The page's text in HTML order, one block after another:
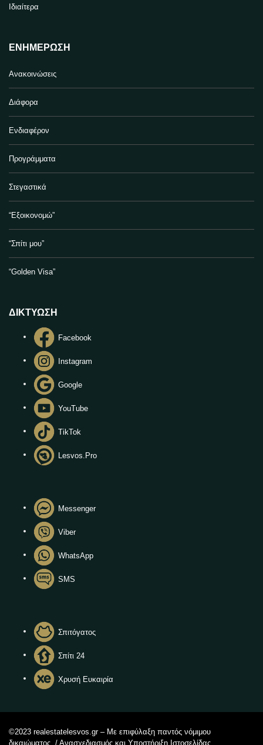
Ιδιαίτερα
ΕΝΗΜΈΡΩΣΗ
Ανακοινώσεις
Διάφορα
Ενδιαφέρον
Προγράμματα
Στεγαστικά
“Εξοικονομώ”
“Σπίτι μου”
“Golden Visa”
ΔΙΚΤΥΩΣΗ
Facebook
Instagram
Google
YouTube
TikTok
Lesvos.Pro
Messenger
Viber
WhatsApp
SMS
Σπιτόγατος
Σπίτι 24
Χρυσή Ευκαιρία
©2023 realestatelesvos.gr – Με επιφύλαξη παντός νόμιμου
δικαιώματος. / Ανασχεδιασμός και Υποστήριξη Ιστοσελίδας